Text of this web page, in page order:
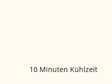
10 Minuten Kühlzeit